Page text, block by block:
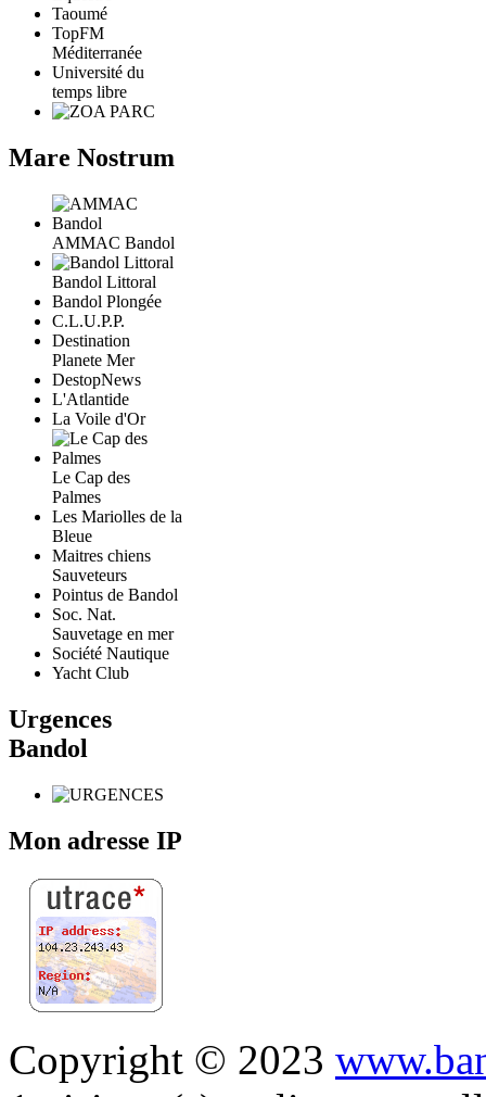
Taoumé
TopFM
Méditerranée
Université du
temps libre
Mare Nostrum
AMMAC Bandol
Bandol Littoral
Bandol Plongée
C.L.U.P.P.
Destination
Planete Mer
DestopNews
L'Atlantide
La Voile d'Or
Le Cap des
Palmes
Les Mariolles de la
Bleue
Maitres chiens
Sauveteurs
Pointus de Bandol
Soc. Nat.
Sauvetage en mer
Société Nautique
Yacht Club
Urgences
Bandol
Mon adresse IP
Copyright © 2023